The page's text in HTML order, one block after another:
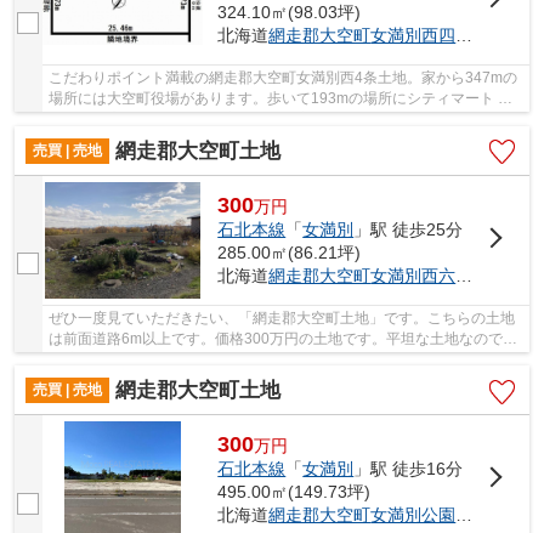
324.10㎡(98.03坪)
北海道網走郡大空町女満別西四条
こだわりポイント満載の網走郡大空町女満別西4条土地。家から347mの
場所には大空町役場があります。歩いて193mの場所にシティマート め
まんべつ店があります。お客様の不動産探しを、...
売買 | 売地
網走郡大空町土地
300万円
石北本線 「女満別 」駅 徒歩25分
285.00㎡(86.21坪)
北海道網走郡大空町女満別西六条
ぜひ一度見ていただきたい、「網走郡大空町土地」です。こちらの土地
は前面道路6m以上です。価格300万円の土地です。平坦な土地なので、
擁壁・造成費用を抑えられます。地域に詳しい当...
売買 | 売地
網走郡大空町土地
300万円
石北本線 「女満別 」駅 徒歩16分
495.00㎡(149.73坪)
北海道網走郡大空町女満別公園 ５丁目94-